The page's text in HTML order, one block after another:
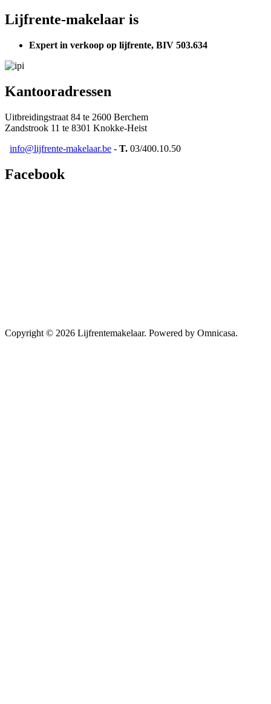
Lijfrente-makelaar is
Expert in verkoop op lijfrente, BIV 503.634
Kantooradressen
Uitbreidingstraat 84 te 2600 Berchem
Zandstrook 11 te 8301 Knokke-Heist
info@lijfrente-makelaar.be - T. 03/400.10.50
Facebook
Copyright © 2026 Lijfrentemakelaar. Powered by Omnicasa.